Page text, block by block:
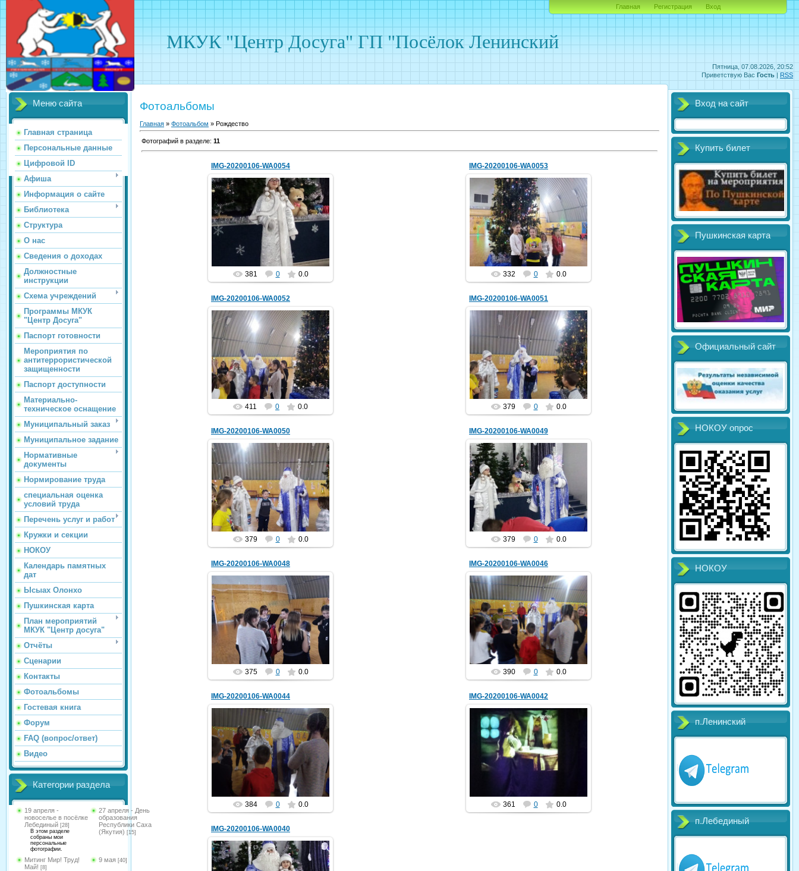
Пятница, 07.08.2026, 20:52
Приветствую Вас Гость | RSS
МКУК "Центр Досуга" ГП "Посёлок Ленинский
Главная Регистрация Вход
Меню сайта
Главная страница
Персональные данные
Цифровой ID
Афиша
Информация о сайте
Библиотека
Структура
О нас
Сведения о доходах
Должностные
инструкции
Схема учреждений
Программы МКУК
"Центр Досуга"
Паспорт готовности
Мероприятия по
антитеррористической
защищенности
Паспорт доступности
Материально-
техническое оснащение
Муниципальный заказ
Муниципальное задание
Нормативные
документы
Нормирование труда
специальная оценка
условий труда
Перечень услуг и работ
Кружки и секции
НОКОУ
Календарь памятных
дат
Ысыах Олонхо
Пушкинская карта
План мероприятий
МКУК "Центр досуга"
Отчёты
Сценарии
Контакты
Фотоальбомы
Гостевая книга
Форум
FAQ (вопрос/ответ)
Видео
Категории раздела
19 апреля -
новоселье в посёлке
Лебединый [28]
В этом разделе
собраны мои
персональные
фотографии.
27 апреля - День
образования
Республики Саха
(Якутия) [15]
Митинг Мир! Труд!
Май! [8]
9 мая [40]
Фотоальбомы
Главная » Фотоальбом » Рождество
Фотографий в разделе: 11
IMG-20200106-WA0054
07.01.2020
hololenkomariya
381 0 0.0
IMG-20200106-WA0053
07.01.2020
hololenkomariya
332 0 0.0
IMG-20200106-WA0052
07.01.2020
hololenkomariya
411 0 0.0
IMG-20200106-WA0051
07.01.2020
hololenkomariya
379 0 0.0
IMG-20200106-WA0050
07.01.2020
hololenkomariya
379 0 0.0
IMG-20200106-WA0049
07.01.2020
hololenkomariya
379 0 0.0
IMG-20200106-WA0048
07.01.2020
hololenkomariya
375 0 0.0
IMG-20200106-WA0046
07.01.2020
hololenkomariya
390 0 0.0
IMG-20200106-WA0044
07.01.2020
hololenkomariya
384 0 0.0
IMG-20200106-WA0042
07.01.2020
hololenkomariya
361 0 0.0
IMG-20200106-WA0040
Вход на сайт
Купить билет
Пушкинская карта
Официальный сайт
НОКОУ опрос
НОКОУ
п.Ленинский
п.Лебединый